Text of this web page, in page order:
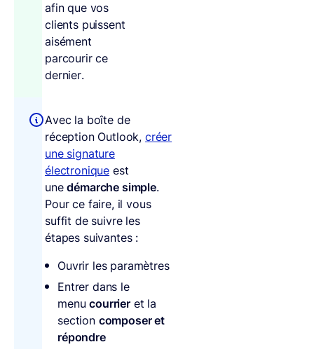
afin que vos
clients puissent
aisément
parcourir ce
dernier.
Avec la boîte de
réception Outlook, créer
une signature
électronique est
unedémarche simple.
Pour ce faire, il vous
suffit de suivre les
étapes suivantes :
Ouvrir les paramètres
Entrer dans le
menucourrieret la
section composer et
répondre